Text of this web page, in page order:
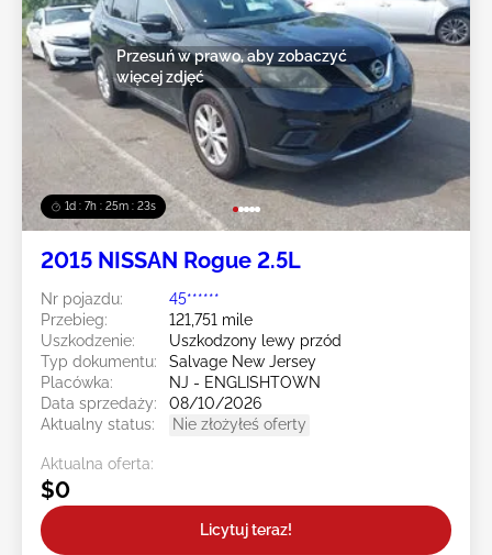
1d : 7h : 25m : 20s
Przesuń w prawo, aby zobaczyć
więcej zdjęć
2015 NISSAN Rogue 2.5L
Nr pojazdu:
45******
Przebieg:
121,751 mile
Uszkodzenie:
Uszkodzony lewy przód
Typ dokumentu:
Salvage New Jersey
Placówka:
NJ - ENGLISHTOWN
Data sprzedaży:
08/10/2026
Aktualny status:
Nie złożyłeś oferty
Aktualna oferta:
$0
Licytuj teraz!